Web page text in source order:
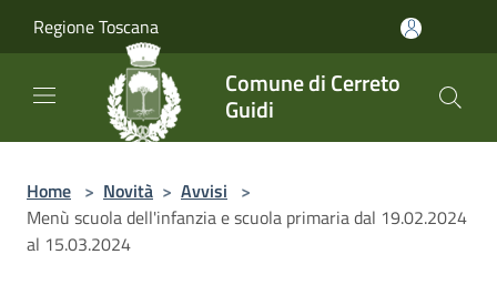
Regione Toscana
Comune di Cerreto
Guidi
Home > Novità > Avvisi >
Menù scuola dell'infanzia e scuola primaria dal 19.02.2024
al 15.03.2024